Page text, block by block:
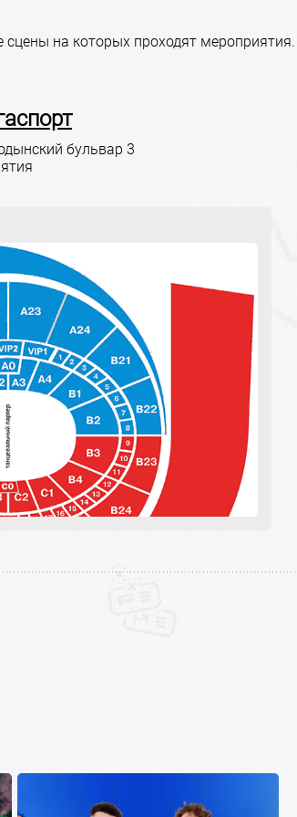
на которых проходят мероприятия.
бульвар 3